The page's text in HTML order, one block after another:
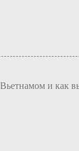
и как